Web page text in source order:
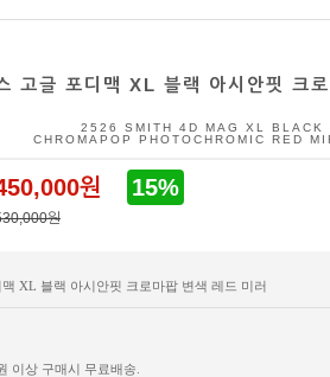
고글 포디맥 XL 블랙 아시안핏 크
2526 SMITH 4D MAG XL BLACK
CHROMAPOP PHOTOCHROMIC RED
원 15%
원
XL 블랙 아시안핏 크로마팝 변색 레드 미러
이상 구매시 무료배송.